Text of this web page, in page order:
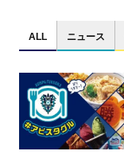
ALL ニュース